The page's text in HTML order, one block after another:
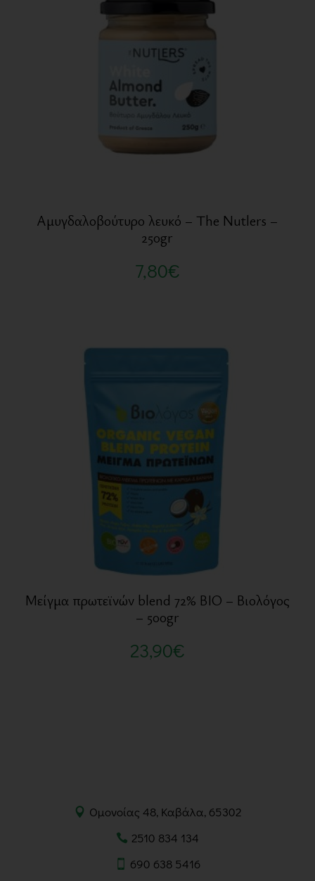
Αμυγδαλοβούτυρο λευκό – The Nutlers –
250gr
7,80€
Μείγμα πρωτεϊνών blend 72% BIO – Βιολόγος
– 500gr
23,90€
Ομονοίας 48, Καβάλα, 65302
2510 834 134
690 638 5416